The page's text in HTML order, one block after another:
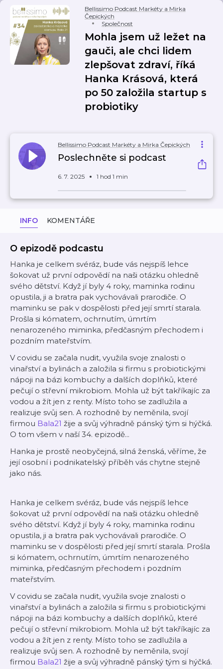
Bellissimo Podcast Markéty a Mirka
Čepických
Společnost
Mohla jsem už ležet na
gauči, ale chci lidem
zlepšovat zdraví, říká
Hanka Krásová, která
po 50 založila startup s
probiotiky
Bellissimo Podcast Markéty a Mirka Čepických
Poslechněte si podcast
6. 7. 2025 1 hod 1 min
INFO KOMENTÁŘE
O epizodě podcastu
Hanka je celkem svéráz, bude vás nejspíš lehce
šokovat už první odpovědí na naši otázku ohledně
svého dětství. Když jí byly 4 roky, maminka rodinu
opustila, ji a bratra pak vychovávali prarodiče. O
maminku se pak v dospělosti před její smrtí starala.
Prošla si kómatem, ochrnutím, úmrtím
nenarozeného miminka, předčasným přechodem i
pozdním mateřstvím.
V covidu se začala nudit, využila svoje znalosti o
vinařství a bylinách a založila si firmu s probiotickými
nápoji na bázi kombuchy a dalších doplňků, které
pečují o střevní mikrobiom. Mohla už být takříkajíc za
vodou a žít jen z renty. Místo toho se zadlužila a
realizuje svůj sen. A rozhodně by neměnila, svojí
firmou Bala21 žije a svůj výhradně pánský tým si hýčká.
O tom všem v naší 34. epizodě...
Hanka je prostě neobyčejná, silná ženská, věříme, že
její osobní i podnikatelský příběh vás chytne stejně
jako nás.
Hanka je celkem svéráz, bude vás nejspíš lehce
šokovat už první odpovědí na naši otázku ohledně
svého dětství. Když jí byly 4 roky, maminka rodinu
opustila, ji a bratra pak vychovávali prarodiče. O
maminku se v dospělosti před její smrtí starala. Prošla
si kómatem, ochrnutím, úmrtím nenarozeného
miminka, předčasným přechodem i pozdním
mateřstvím.
V covidu se začala nudit, využila svoje znalosti o
vinařství a bylinách a založila si firmu s probiotickými
nápoji na bázi kombuchy a dalších doplňků, které
pečují o střevní mikrobiom. Mohla už být takříkajíc za
vodou a žít jen z renty. Místo toho se zadlužila a
realizuje svůj sen. A rozhodně by neměnila, svojí
firmou Bala21 žije a svůj výhradně pánský tým si hýčká.